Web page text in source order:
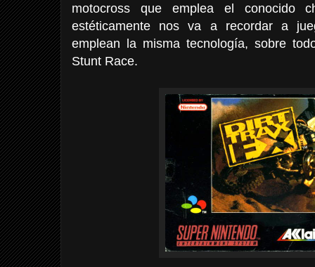
motocross que emplea el conocido
estéticamente nos va a recordar a
emplean la misma tecnología, sobre
Stunt Race.